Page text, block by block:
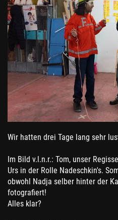
Wir hatten drei Tage lang sehr
Im Bild v.l.n.r.: Tom, unser
Urs in der Rolle Nadeschkin's.
obwohl Nadja selber hinter der
fotografiert!
Alles klar?